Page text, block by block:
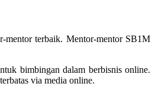
mentor terbaik. Mentor-mentor SB1M
bimbingan dalam berbisnis online.
via media online.